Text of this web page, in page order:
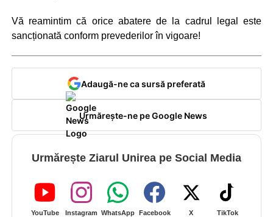
Vă reamintim că orice abatere de la cadrul legal este
sancționată conform prevederilor în vigoare!
Adaugă-ne ca sursă preferată
Urmărește-ne pe Google News
Urmărește Ziarul Unirea pe Social Media
YouTube Instagram WhatsApp Facebook X TikTok